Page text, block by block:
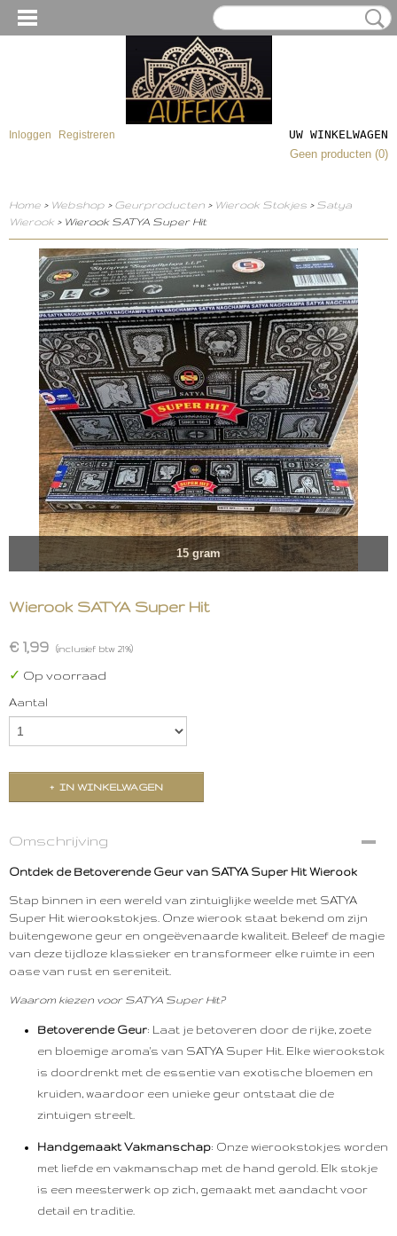
Inloggen Registreren
UW WINKELWAGEN
Geen producten (0)
Home > Webshop > Geurproducten > Wierook Stokjes > Satya
Wierook > Wierook SATYA Super Hit
15 gram
Wierook SATYA Super Hit
€ 1,99 (inclusief btw 21%)
✓ Op voorraad
Aantal
IN WINKELWAGEN
Omschrijving
Ontdek de Betoverende Geur van SATYA Super Hit Wierook
Stap binnen in een wereld van zintuiglijke weelde met SATYA
Super Hit wierookstokjes. Onze wierook staat bekend om zijn
buitengewone geur en ongeëvenaarde kwaliteit. Beleef de magie
van deze tijdloze klassieker en transformeer elke ruimte in een
oase van rust en sereniteit.
Waarom kiezen voor SATYA Super Hit?
Betoverende Geur: Laat je betoveren door de rijke, zoete
en bloemige aroma's van SATYA Super Hit. Elke wierookstok
is doordrenkt met de essentie van exotische bloemen en
kruiden, waardoor een unieke geur ontstaat die de
zintuigen streelt.
Handgemaakt Vakmanschap: Onze wierookstokjes worden
met liefde en vakmanschap met de hand gerold. Elk stokje
is een meesterwerk op zich, gemaakt met aandacht voor
detail en traditie.